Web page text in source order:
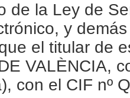
de la Ley de
y
el titular de
VALÈNCIA,
con el CIF nº